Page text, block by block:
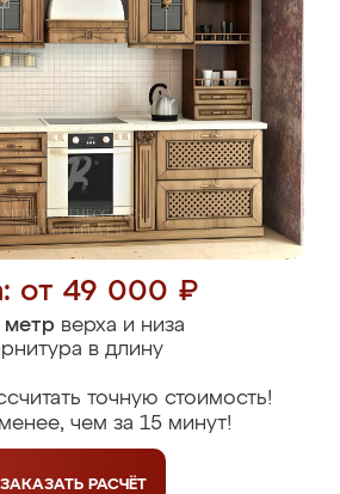
от 49 000 ₽
метрверха и низа
в длину
точную стоимость!
чем за 15 минут!
ЗАКАЗАТЬ РАСЧЁТ